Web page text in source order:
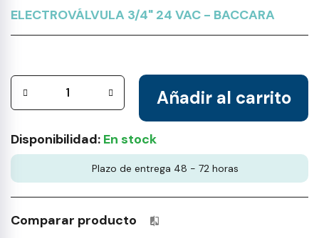
ELECTROVÁLVULA 3/4" 24 VAC - BACCARA
Añadir al carrito
Disponibilidad: En stock
Plazo de entrega 48 - 72 horas
Comparar producto Productos incluidos en tu lista